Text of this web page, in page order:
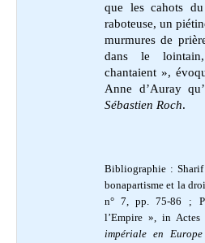
que les cahots
raboteuse, un
murmures de
dans le
chantaient »,
Anne d’Auray
Sébastien Roch.
Bibliographie :
bonapartisme et la
n° 7, pp. 75-86
;
l’Empire », in
impériale en